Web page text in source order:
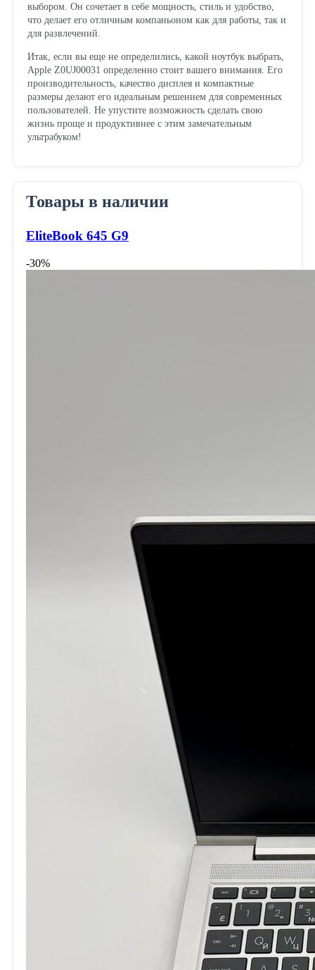
выбором. Он сочетает в себе мощность, стиль и удобство,
что делает его отличным компаньоном как для работы, так и
для развлечений.
Итак, если вы еще не определились, какой ноутбук выбрать,
Apple Z0UJ00031 определенно стоит вашего внимания. Его
производительность, качество дисплея и компактные
размеры делают его идеальным решением для современных
пользователей. Не упустите возможность сделать свою
жизнь проще и продуктивнее с этим замечательным
ультрабуком!
Товары в наличии
EliteBook 645 G9
-30%